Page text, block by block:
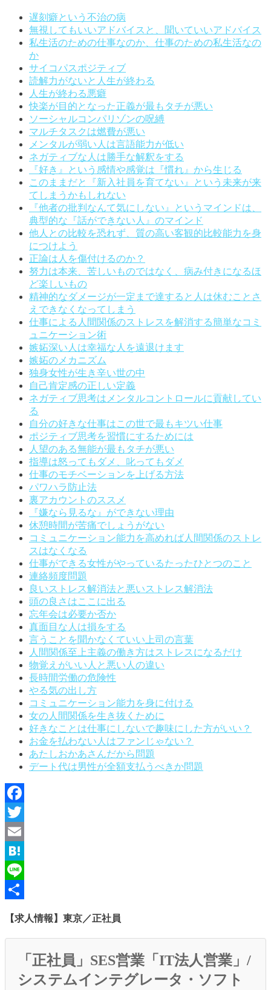
遅刻癖という不治の病
無視してもいいアドバイスと、聞いていいアドバイス
私生活のための仕事なのか、仕事のための私生活なの
か
サイコパスポジティブ
読解力がないと人生が終わる
人生が終わる悪癖
快楽が目的となった正義が最もタチが悪い
ソーシャルコンパリゾンの呪縛
マルチタスクは燃費が悪い
メンタルが弱い人は言語能力が低い
ネガティブな人は勝手な解釈をする
『好き』という感情や感覚は『慣れ』から生じる
このままだと『新入社員を育てない』という未来が来
てしまうかもしれない
『他者の批判なんて気にしない』というマインドは、
典型的な『話ができない人』のマインド
他人との比較を恐れず、質の高い客観的比較能力を身
につけよう
正論は人を傷付けるのか？
努力は本来、苦しいものではなく、病み付きになるほ
ど楽しいもの
精神的なダメージが一定まで達すると人は休むことさ
えできなくなってしまう
仕事による人間関係のストレスを解消する簡単なコミ
ュニケーション術
嫉妬深い人は幸福な人を遠退けます
嫉妬のメカニズム
独身女性が生き辛い世の中
自己肯定感の正しい定義
ネガティブ思考はメンタルコントロールに貢献してい
る
自分の好きな仕事はこの世で最もキツい仕事
ポジティブ思考を習慣にするためには
人望のある無能が最もタチが悪い
指導は怒ってもダメ、叱ってもダメ
仕事のモチベーションを上げる方法
パワハラ防止法
裏アカウントのススメ
『嫌なら見るな』ができない理由
休憩時間が苦痛でしょうがない
コミュニケーション能力を高めれば人間関係のストレ
スはなくなる
仕事ができる女性がやっているたったひとつのこと
連絡頻度問題
良いストレス解消法と悪いストレス解消法
頭の良さはここに出る
忘年会は必要か否か
真面目な人は損をする
言うことを聞かなくていい上司の言葉
人間関係至上主義の働き方はストレスになるだけ
物覚えがいい人と悪い人の違い
長時間労働の危険性
やる気の出し方
コミュニケーション能力を身に付ける
女の人間関係を生き抜くために
好きなことは仕事にしないで趣味にした方がいい？
お金を払わない人はファンじゃない？
あたしおかあさんだから問題
デート代は男性が全額支払うべきか問題
Facebook
Twitter
Email
Hatena
Line
【求人情報】東京／正社員
「正社員」SES営業「IT法人営業」/
システムインテグレータ・ソフト